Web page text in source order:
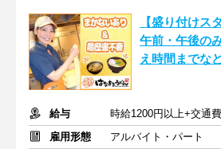
【盛り付けス
午前・午後の
え時間までな
給与
時給1200円以上+交通
雇用形態
アルバイト・パート